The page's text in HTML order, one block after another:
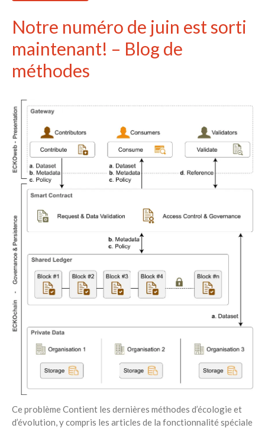
Notre numéro de juin est sorti
maintenant! – Blog de
méthodes
Ce problème Contient les dernières méthodes d’écologie et
d’évolution, y compris les articles de la fonctionnalité spéciale